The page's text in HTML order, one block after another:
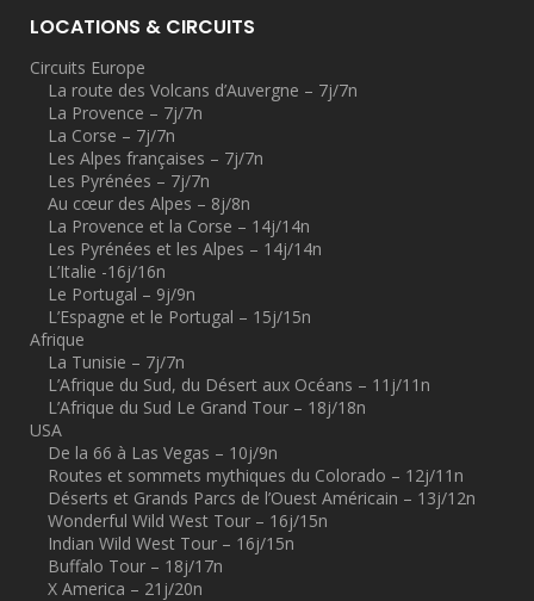
LOCATIONS & CIRCUITS
Circuits Europe
La route des Volcans d’Auvergne – 7j/7n
La Provence – 7j/7n
La Corse – 7j/7n
Les Alpes françaises – 7j/7n
Les Pyrénées – 7j/7n
Au cœur des Alpes – 8j/8n
La Provence et la Corse – 14j/14n
Les Pyrénées et les Alpes – 14j/14n
L’Italie -16j/16n
Le Portugal – 9j/9n
L’Espagne et le Portugal – 15j/15n
Afrique
La Tunisie – 7j/7n
L’Afrique du Sud, du Désert aux Océans – 11j/11n
L’Afrique du Sud Le Grand Tour – 18j/18n
USA
De la 66 à Las Vegas – 10j/9n
Routes et sommets mythiques du Colorado – 12j/11n
Déserts et Grands Parcs de l’Ouest Américain – 13j/12n
Wonderful Wild West Tour – 16j/15n
Indian Wild West Tour – 16j/15n
Buffalo Tour – 18j/17n
X America – 21j/20n